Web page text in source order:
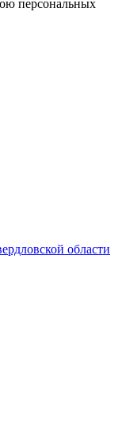
персональных
области